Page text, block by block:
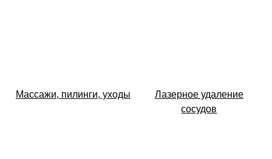
Массажи, пилинги, уходы
Лазерное удаление
сосудов